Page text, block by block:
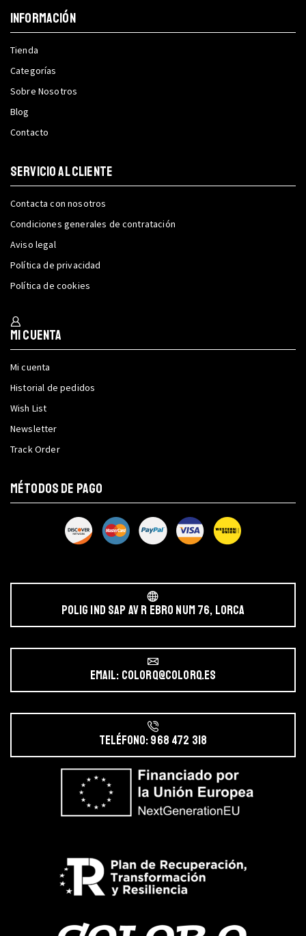
INFORMACIÓN
Tienda
Categorías
Sobre Nosotros
Blog
Contacto
SERVICIO AL CLIENTE
Contacta con nosotros
Condiciones generales de contratación
Aviso legal
Política de privacidad
Política de cookies
Mi cuenta
Mi cuenta
Historial de pedidos
Wish List
Newsletter
Track Order
MÉTODOS DE PAGO
POLIG IND SAP AV r EBRO NUM 76, LORCA
Email: colorq@colorq.es
Teléfono: 968 472 318